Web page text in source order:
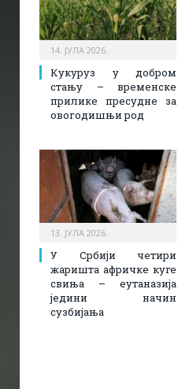
14. ЈУЛА 2026.
Кукуруз у добром
стању – временске
прилике пресудне за
овогодишњи род
13. ЈУЛА 2026.
У Србији четири
жаришта афричке куге
свиња – еутаназија
једини начин
сузбијања